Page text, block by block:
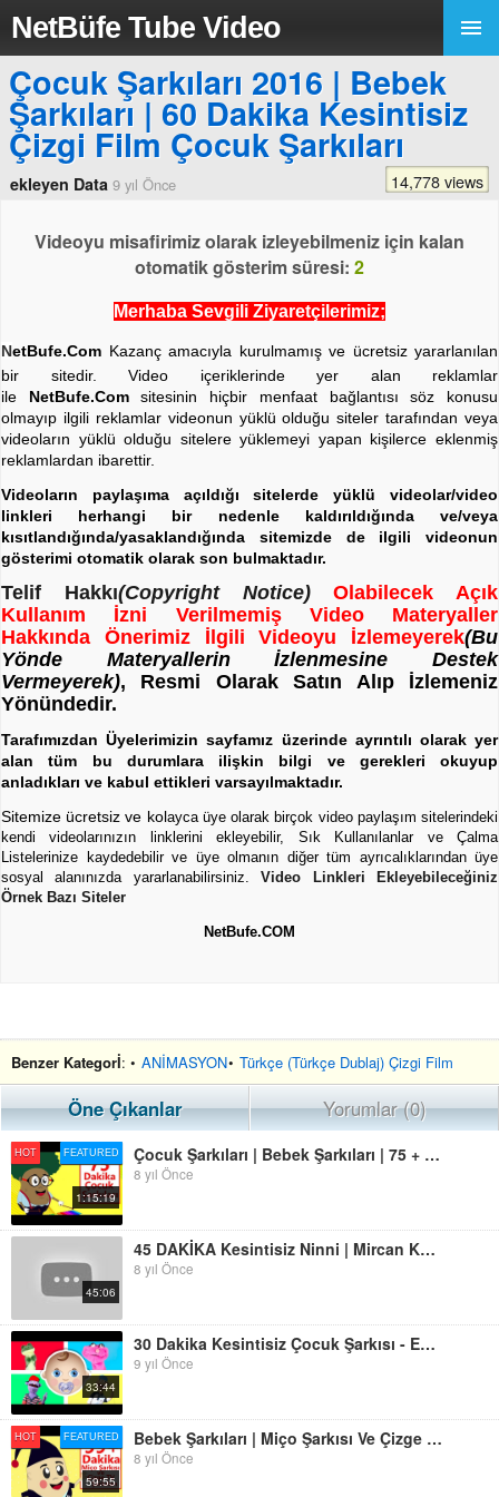
NetBüfe Tube Video
Çocuk Şarkıları 2016 | Bebek
Şarkıları | 60 Dakika Kesintisiz
Çizgi Film Çocuk Şarkıları
ekleyen Data 9 yıl Önce 14,778 views
Videoyu misafirimiz olarak izleyebilmeniz için kalan
otomatik gösterim süresi: 2
Merhaba Sevgili Ziyaretçilerimiz;
NetBufe.Com Kazanç amacıyla kurulmamış ve ücretsiz yararlanılan
bir sitedir. Video içeriklerinde yer alan reklamlar
ile NetBufe.Comsitesinin hiçbir menfaat bağlantısı söz konusu
olmayıp ilgili reklamlar videonun yüklü olduğu siteler tarafından veya
videoların yüklü olduğu sitelere yüklemeyi yapan kişilerce eklenmiş
reklamlardan ibarettir.
Videoların paylaşıma açıldığı sitelerde yüklü videolar/video
linkleri herhangi bir nedenle kaldırıldığında ve/veya
kısıtlandığında/yasaklandığında sitemizde de ilgili videonun
gösterimi otomatik olarak son bulmaktadır.
Telif Hakkı(Copyright Notice)
Olabilecek Açık
Kullanım İzni Verilmemiş Video Materyaller
Hakkında Önerimiz İlgili Videoyu İzlemeyerek(Bu
Yönde Materyallerin İzlenmesine Destek
Vermeyerek), Resmi Olarak Satın Alıp İzlemeniz
Yönündedir.
Tarafımızdan Üyelerimizin sayfamız üzerinde ayrıntılı olarak yer
alan tüm bu durumlara ilişkin bilgi ve gerekleri okuyup
anladıkları ve kabul ettikleri varsayılmaktadır.
Sitemize ücretsiz ve kolayca üye olarak birçok video paylaşım sitelerindeki
kendi videolarınızın linklerini ekleyebilir, Sık Kullanılanlar ve Çalma
Listelerinize kaydedebilir ve üye olmanın diğer tüm ayrıcalıklarından üye
sosyal alanınızda yararlanabilirsiniz.Video Linkleri Ekleyebileceğiniz
Örnek Bazı Siteler
NetBufe.COM
Benzer Kategorİ: • ANİMASYON• Türkçe (Türkçe Dublaj) Çizgi Film
Öne Çıkanlar Yorumlar (0)
HOT FEATURED
1:15:19
Çocuk Şarkıları | Bebek Şarkıları | 75 + Dakika Türkçe Çizgi Film Çocuk Şarkıları Dinle
8 yıl Önce
45:06
45 DAKİKA Kesintisiz Ninni | Mircan Kaya Kesintisiz Ninniler
8 yıl Önce
33:44
30 Dakika Kesintisiz Çocuk Şarkısı - En Güzel Türkçe Çocuk Şarkıları
9 yıl Önce
HOT FEATURED
59:55
Bebek Şarkıları | Miço Şarkısı Ve Çizge TV Çocuk Şarkıları | Türkçe Çizgi Film Çocuk Şarkıları Dinle
8 yıl Önce